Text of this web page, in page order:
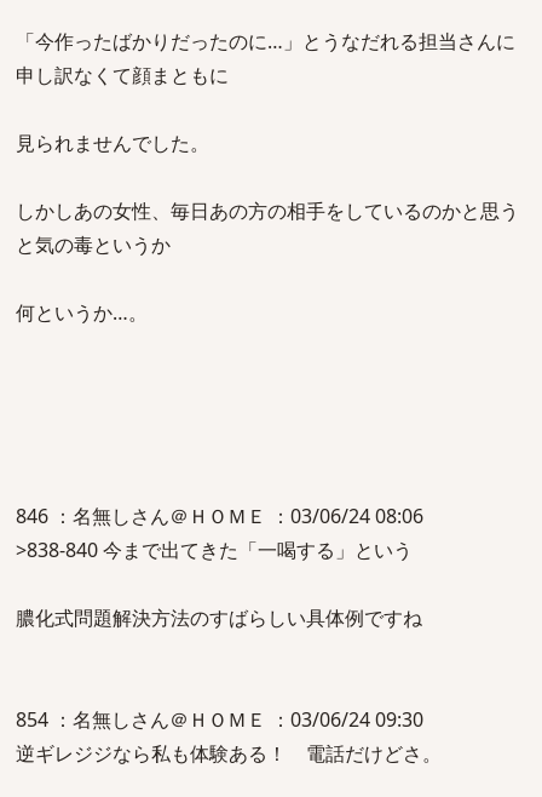
「今作ったばかりだったのに…」とうなだれる担当さんに
申し訳なくて顔まともに
見られませんでした。
しかしあの女性、毎日あの方の相手をしているのかと思う
と気の毒というか
何というか…。
846 ：名無しさん＠ＨＯＭＥ ：03/06/24 08:06
>838-840 今まで出てきた「一喝する」という
膿化式問題解決方法のすばらしい具体例ですね
854 ：名無しさん＠ＨＯＭＥ ：03/06/24 09:30
逆ギレジジなら私も体験ある！ 電話だけどさ。